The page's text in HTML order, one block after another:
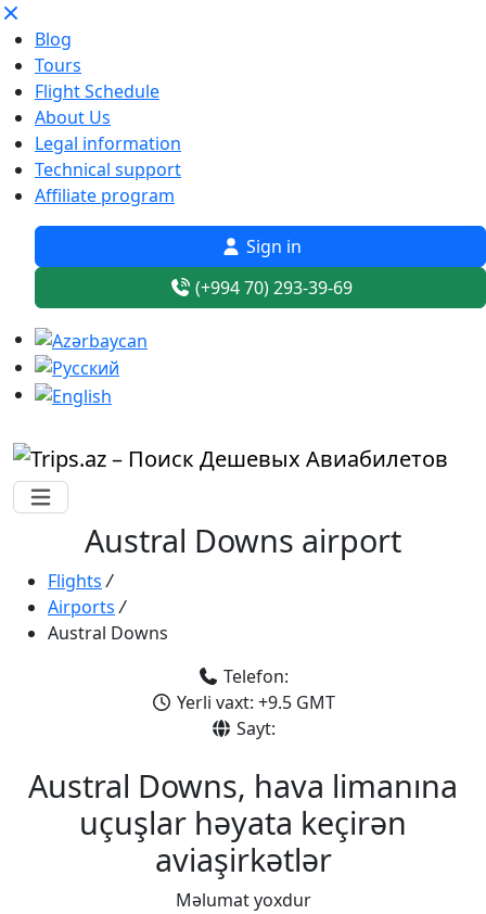
Blog
Tours
Flight Schedule
About Us
Legal information
Technical support
Affiliate program
Sign in
(+994 70) 293-39-69
Austral Downs airport
Flights /
Airports /
Austral Downs
Telefon:
Yerli vaxt: +9.5 GMT
Sayt:
Austral Downs, hava limanına
uçuşlar həyata keçirən
aviaşirkətlər
Məlumat yoxdur